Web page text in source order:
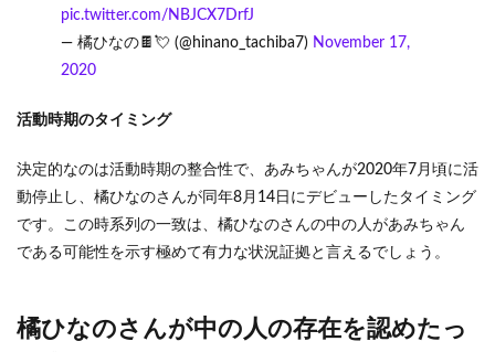
と炎
影響
め
pic.twitter.com/NBJCX7DrfJ
— 橘ひなの🍫💘 (@hinano_tachiba7) November 17,
2020
活動時期のタイミング
決定的なのは活動時期の整合性で、あみちゃんが2020年7月頃に活
動停止し、橘ひなのさんが同年8月14日にデビューしたタイミング
です。この時系列の一致は、橘ひなのさんの中の人があみちゃん
である可能性を示す極めて有力な状況証拠と言えるでしょう。
橘ひなのさんが中の人の存在を認めたっ